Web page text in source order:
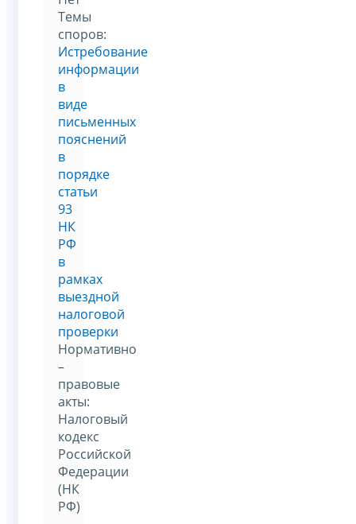
Темы
споров:
Истребование
информации
в
виде
письменных
пояснений
в
порядке
статьи
93
НК
РФ
в
рамках
выездной
налоговой
проверки
Нормативно
–
правовые
акты:
Налоговый
кодекс
Российской
Федерации
(НК
РФ)